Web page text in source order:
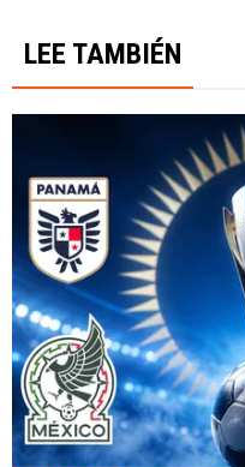
LEE TAMBIÉN